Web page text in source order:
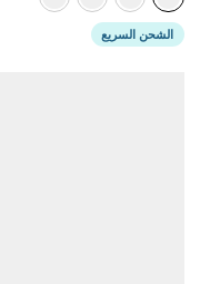
الشحن السريع